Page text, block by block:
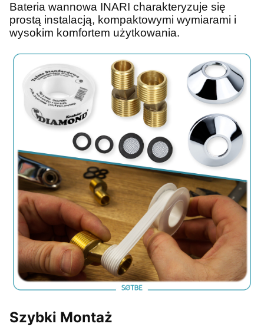
Bateria wannowa INARI charakteryzuje się
prostą instalacją, kompaktowymi wymiarami i
wysokim komfortem użytkowania.
Szybki Montaż